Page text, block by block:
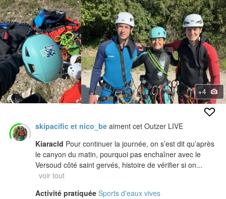
+4
skipacific et nico_be aiment cet Outzer LIVE
Kiaracld Pour continuer la journée, on s’est dit qu’après
le canyon du matin, pourquoi pas enchaîner avec le
Versoud côté saint gervés, histoire de vérifier si on...
voir tout
Activité pratiquée Sports d'eaux vives